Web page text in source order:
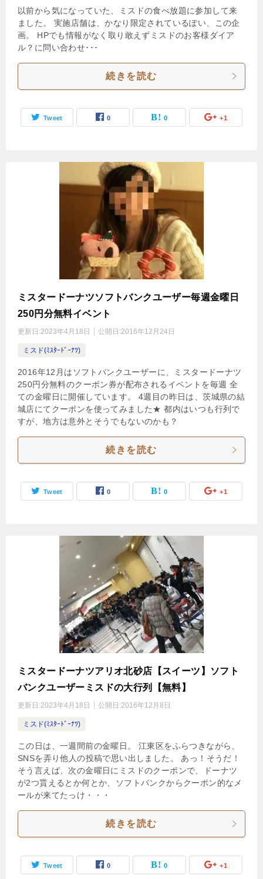
以前から気になっていた、ミスドの食べ放題に参加して来
ました。 実施店舗は、かなり限定されているぽい、この企
画。 HPでも情報がなく取り敢えずミスドのお客様ダイア
ル？に問い合わせ･･･
続きを読む
Tweet 0 0 +1
ミスタードーナツソフトバンクユーザー毎週金曜日
250円分無料イベント
更新日:2023年4月18日 公開日:2016年12月24日
ミスド(ﾐｽﾀｰﾄﾞｰﾅﾂ)
2016年12月はソフトバンクユーザーに、ミスタードーナツ
250円分無料のクーポン券が配布されるイベントを毎週 全
ての金曜日に開催しています。 4週目の昨日は、茨城県の結
城店にてクーポンを使ってみました★ 都内はいつも行列で
すが、地方は意外とそうでもないのかも？
続きを読む
Tweet 0 0 +1
ミスタードーナツアリオ北砂店【スイーツ】ソフト
バンクユーザーミスドの大行列【無料】
更新日:2023年4月18日 公開日:2016年12月8日
ミスド(ﾐｽﾀｰﾄﾞｰﾅﾂ)
この日は、一週間前の金曜日。 江東区をふらつきながら、
SNSを弄り他人の投稿で思い出しました。 あっ！そうだ！
そう言えば、次の金曜日にミスドのクーポンで、ドーナツ
が2つ貰えるとか何とか、ソフトバンクからクーポン的なメ
ールが来てたっけ・・・
続きを読む
Tweet 0 0 +1